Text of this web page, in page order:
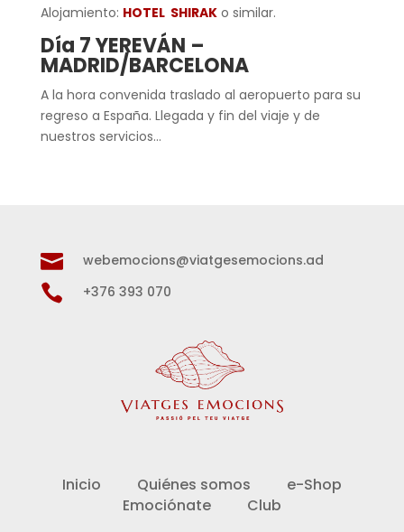
Alojamiento: HOTEL SHIRAKo similar.
Día 7 YEREVÁN –
MADRID/BARCELONA
A la hora convenida traslado al aeropuerto para su
regreso a España. Llegada y fin del viaje y de
nuestros servicios…
 webemocions@viatgesemocions.ad
 +376 393 070
Inicio Quiénes somos
e-Shop
Emociónate
Club